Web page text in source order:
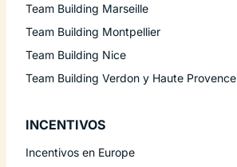
Team Building Marseille
Team Building Montpellier
Team Building Nice
Team Building Verdon y Haute Provence
INCENTIVOS
Incentivos en Europe